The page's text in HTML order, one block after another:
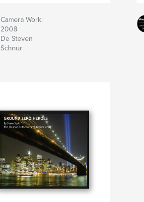
Camera Work:
2008
De Steven
Schnur